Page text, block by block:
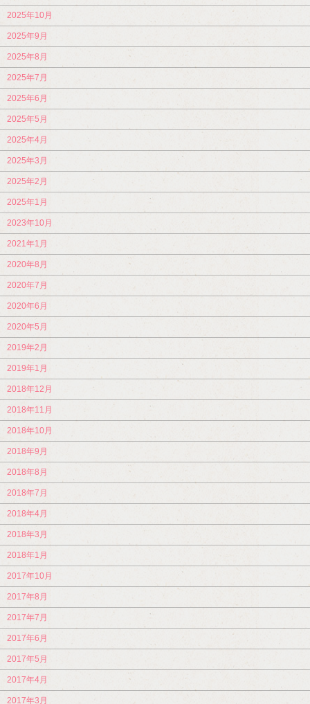
2025年10月
2025年9月
2025年8月
2025年7月
2025年6月
2025年5月
2025年4月
2025年3月
2025年2月
2025年1月
2023年10月
2021年1月
2020年8月
2020年7月
2020年6月
2020年5月
2019年2月
2019年1月
2018年12月
2018年11月
2018年10月
2018年9月
2018年8月
2018年7月
2018年4月
2018年3月
2018年1月
2017年10月
2017年8月
2017年7月
2017年6月
2017年5月
2017年4月
2017年3月